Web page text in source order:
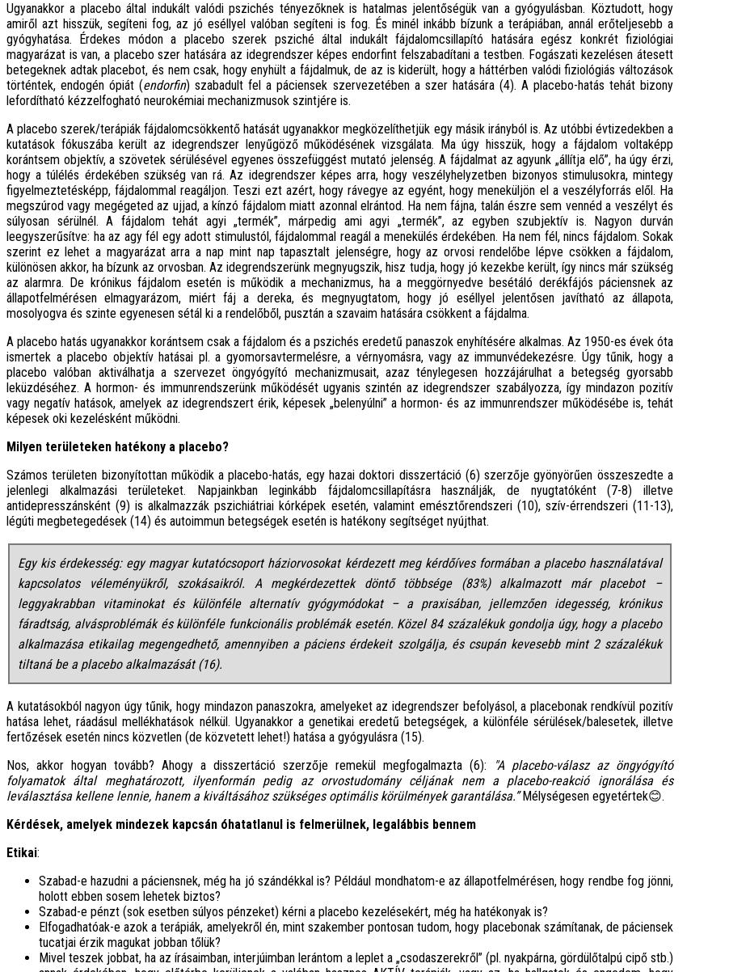
Ugyanakkor a placebo által indukált valódi pszichés tényezőknek is hatalmas jelentőségük van a gyógyulásban. Köztudott, hogy
amiről azt hisszük, segíteni fog, az jó eséllyel valóban segíteni is fog. És minél inkább bízunk a terápiában, annál erőteljesebb a
gyógyhatása. Érdekes módon a placebo szerek psziché által indukált fájdalomcsillapító hatására egész konkrét fiziológiai
magyarázat is van, a placebo szer hatására az idegrendszer képes endorfint felszabadítani a testben. Fogászati kezelésen átesett
betegeknek adtak placebot, és nem csak, hogy enyhült a fájdalmuk, de az is kiderült, hogy a háttérben valódi fiziológiás változások
történtek, endogén ópiát (endorfin) szabadult fel a páciensek szervezetében a szer hatására (4). A placebo-hatás tehát bizony
lefordítható kézzelfogható neurokémiai mechanizmusok szintjére is.
A placebo szerek/terápiák fájdalomcsökkentő hatását ugyanakkor megközelíthetjük egy másik irányból is. Az utóbbi évtizedekben a
kutatások fókuszába került az idegrendszer lenyűgöző működésének vizsgálata. Ma úgy hisszük, hogy a fájdalom voltaképp
korántsem objektív, a szövetek sérülésével egyenes összefüggést mutató jelenség. A fájdalmat az agyunk „állítja elő”, ha úgy érzi,
hogy a túlélés érdekében szükség van rá. Az idegrendszer képes arra, hogy veszélyhelyzetben bizonyos stimulusokra, mintegy
figyelmeztetésképp, fájdalommal reagáljon. Teszi ezt azért, hogy rávegye az egyént, hogy meneküljön el a veszélyforrás elől. Ha
megszúrod vagy megégeted az ujjad, a kínzó fájdalom miatt azonnal elrántod. Ha nem fájna, talán észre sem vennéd a veszélyt és
súlyosan sérülnél. A fájdalom tehát agyi „termék”, márpedig ami agyi „termék”, az egyben szubjektív is. Nagyon durván
leegyszerűsítve: ha az agy fél egy adott stimulustól, fájdalommal reagál a menekülés érdekében. Ha nem fél, nincs fájdalom. Sokak
szerint ez lehet a magyarázat arra a nap mint nap tapasztalt jelenségre, hogy az orvosi rendelőbe lépve csökken a fájdalom,
különösen akkor, ha bízunk az orvosban. Az idegrendszerünk megnyugszik, hisz tudja, hogy jó kezekbe került, így nincs már szükség
az alarmra. De krónikus fájdalom esetén is működik a mechanizmus, ha a meggörnyedve besétáló derékfájós páciensnek az
állapotfelmérésen elmagyarázom, miért fáj a dereka, és megnyugtatom, hogy jó eséllyel jelentősen javítható az állapota,
mosolyogva és szinte egyenesen sétál ki a rendelőből, pusztán a szavaim hatására csökkent a fájdalma.
A placebo hatás ugyanakkor korántsem csak a fájdalom és a pszichés eredetű panaszok enyhítésére alkalmas. Az 1950-es évek óta
ismertek a placebo objektív hatásai pl. a gyomorsavtermelésre, a vérnyomásra, vagy az immunvédekezésre. Úgy tűnik, hogy a
placebo valóban aktiválhatja a szervezet öngyógyító mechanizmusait, azaz ténylegesen hozzájárulhat a betegség gyorsabb
leküzdéséhez. A hormon- és immunrendszerünk működését ugyanis szintén az idegrendszer szabályozza, így mindazon pozitív
vagy negatív hatások, amelyek az idegrendszert érik, képesek „belenyúlni” a hormon- és az immunrendszer működésébe is, tehát
képesek oki kezelésként működni.
Milyen területeken hatékony a placebo?
Számos területen bizonyítottan működik a placebo-hatás, egy hazai doktori disszertáció (6) szerzője gyönyörűen összeszedte a
jelenlegi alkalmazási területeket. Napjainkban leginkább fájdalomcsillapításra használják, de nyugtatóként (7-8) illetve
antidepresszánsként (9) is alkalmazzák pszichiátriai kórképek esetén, valamint emésztőrendszeri (10), szív-érrendszeri (11-13),
légúti megbetegedések (14) és autoimmun betegségek esetén is hatékony segítséget nyújthat.
Egy kis érdekesség: egy magyar kutatócsoport háziorvosokat kérdezett meg kérdőíves formában a placebo használatával
kapcsolatos véleményükről, szokásaikról. A megkérdezettek döntő többsége (83%) alkalmazott már placebot –
leggyakrabban vitaminokat és különféle alternatív gyógymódokat – a praxisában, jellemzően idegesség, krónikus
fáradtság, alvásproblémák és különféle funkcionális problémák esetén. Közel 84 százalékuk gondolja úgy, hogy a placebo
alkalmazása etikailag megengedhető, amennyiben a páciens érdekeit szolgálja, és csupán kevesebb mint 2 százalékuk
tiltaná be a placebo alkalmazását (16).
A kutatásokból nagyon úgy tűnik, hogy mindazon panaszokra, amelyeket az idegrendszer befolyásol, a placebonak rendkívül pozitív
hatása lehet, ráadásul mellékhatások nélkül. Ugyanakkor a genetikai eredetű betegségek, a különféle sérülések/balesetek, illetve
fertőzések esetén nincs közvetlen (de közvetett lehet!) hatása a gyógyulásra (15).
Nos, akkor hogyan tovább? Ahogy a disszertáció szerzője remekül megfogalmazta (6):
"A placebo-válasz az öngyógyító
folyamatok által meghatározott, ilyenformán pedig az orvostudomány céljának nem a placebo-reakció ignorálása és
leválasztása kellene lennie, hanem a kiváltásához szükséges optimális körülmények garantálása.”Mélységesen egyetértek😊.
Kérdések, amelyek mindezek kapcsán óhatatlanul is felmerülnek, legalábbis bennem
Etikai:
Szabad-e hazudni a páciensnek, még ha jó szándékkal is? Például mondhatom-e az állapotfelmérésen, hogy rendbe fog jönni,
holott ebben sosem lehetek biztos?
Szabad-e pénzt (sok esetben súlyos pénzeket) kérni a placebo kezelésekért, még ha hatékonyak is?
Elfogadhatóak-e azok a terápiák, amelyekről én, mint szakember pontosan tudom, hogy placebonak számítanak, de páciensek
tucatjai érzik magukat jobban tőlük?
Mivel teszek jobbat, ha az írásaimban, interjúimban lerántom a leplet a „csodaszerekről” (pl. nyakpárna, gördülőtalpú cipő stb.)